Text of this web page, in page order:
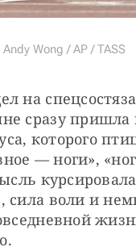
Wong / AP / TASS
на
сразу
которого
— ноги»,
сила воли и